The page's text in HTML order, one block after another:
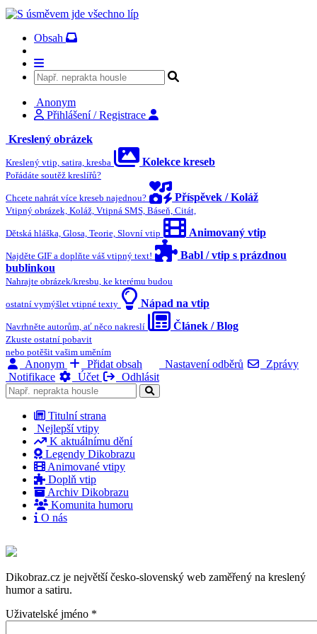
Obsah
Anonym
Přihlášení / Registrace
Kreslený obrázek
Kreslený vtip, satira, kresba Kolekce kreseb
Pořádáte soutěž kreslířů?
Chcete nahrát více kreseb najednou? Příspěvek / Koláž
Vtipný obrázek, Koláž, Vtipná SMS, Báseň, Citát,
Dětská hláška, Glosa, Teorie, Slovní vtip Animovaný vtip
Najděte GIF a doplňte váš vtipný text!
Babl / vtip s prázdnou
bublinkou
Nahrajte obrázek/kresbu, ke kterému budou
ostatní vymýšlet vtipné texty Nápad na vtip
Navrhněte autorům, ať něco nakreslí Článek / Blog
Zkuste ostatní pobavit
nebo potěšit vašim uměním
Anonym Přidat obsah Nastavení odběrů
Zprávy
Notifikace
Účet Odhlásit
Titulní strana
Nejlepší vtipy
K aktuálnímu dění
Legendy Dikobrazu
Animované vtipy
Doplň vtip
Archiv Dikobrazu
Komunita humoru
O nás
Dikobraz.cz je největší česko-slovenský web zaměřený na kreslený
humor a satiru.
Uživatelské jméno *